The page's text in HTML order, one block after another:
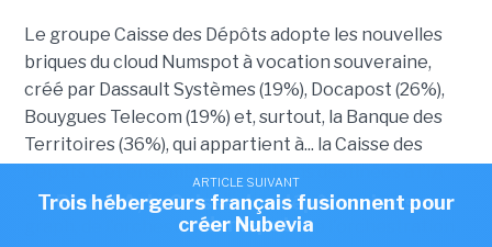
ARTICLE SUIVANT
Scaleway devient l'hébergeur du Health Data
Hub
ARTICLE SUIVANT
Pour l'IA, la Caisse des dépôts mise sur
Numspot
Le groupe Caisse des Dépôts adopte les nouvelles
briques du cloud Numspot à vocation souveraine,
créé par Dassault Systèmes (19%), Docapost (26%),
Bouygues Telecom (19%) et, surtout, la Banque des
Territoires (36%), qui appartient à... la Caisse des
comprend du RAG et de l'indexation knowledge
graph, de l'orchestration de LLM, de l'orchestration
ARTICLE SUIVANT
Trois hébergeurs français fusionnent pour
créer Nubevia